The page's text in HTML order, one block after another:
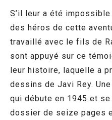
S’il leur a été
des héros de cette
travaillé avec le fils de
sont appuyé sur ce
leur histoire, laquelle a
dessins de Javi Rey.
qui débute en 1945 et
dossier de seize pages